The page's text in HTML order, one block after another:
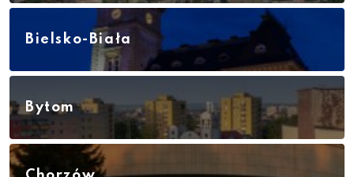
Bielsko-Biała
Bytom